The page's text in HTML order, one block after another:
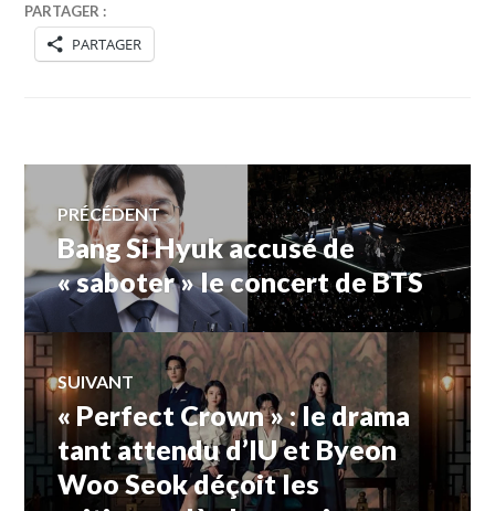
PARTAGER :
PARTAGER
Navigation
de
l’article
PRÉCÉDENT
Article
précédent :
Bang Si Hyuk accusé de
« saboter » le concert de BTS
SUIVANT
Article
Suivant:
« Perfect Crown » : le drama
tant attendu d’IU et Byeon
Woo Seok déçoit les